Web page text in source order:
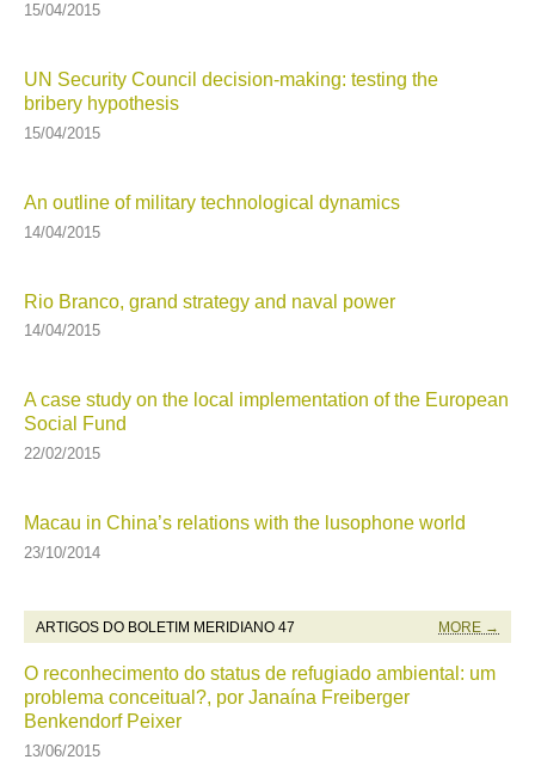
15/04/2015
UN Security Council decision-making: testing the
bribery hypothesis
15/04/2015
An outline of military technological dynamics
14/04/2015
Rio Branco, grand strategy and naval power
14/04/2015
A case study on the local implementation of the European
Social Fund
22/02/2015
Macau in China’s relations with the lusophone world
23/10/2014
ARTIGOS DO BOLETIM MERIDIANO 47 MORE →
O reconhecimento do status de refugiado ambiental: um
problema conceitual?, por Janaína Freiberger
Benkendorf Peixer
13/06/2015